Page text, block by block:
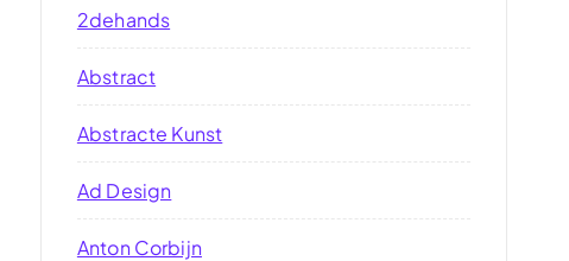
2dehands
Abstract
Abstracte Kunst
Ad Design
Anton Corbijn